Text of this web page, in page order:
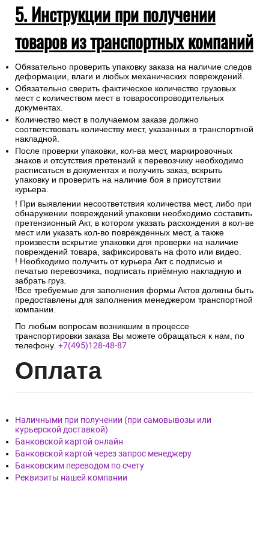
Бланк заказа Вы получите на указанную электронную почту
после оформления покупки.
Адрес магазина: Московская область, г. Балашиха, мкр.
Саввино, ул. Пригородная, д. 92А ТЦ "Стройпарк" павильон
4 линия В.
5. Инструкции при получении
товаров из транспортных компаний
Обязательно проверить упаковку заказа на наличие следов
деформации, влаги и любых механических повреждений.
Обязательно сверить фактическое количество грузовых
мест с количеством мест в товаросопроводительных
документах.
Количество мест в получаемом заказе должно
соответствовать количеству мест, указанных в транспортной
накладной.
После проверки упаковки, кол-ва мест, маркировочных
знаков и отсутствия претензий к перевозчику необходимо
расписаться в документах и получить заказ, вскрыть
упаковку и проверить на наличие боя в присутствии
курьера.
! При выявлении несоответствия количества мест, либо при
обнаружении повреждений упаковки необходимо составить
мест или указать кол-во поврежденных мест, а также
произвести вскрытие упаковки для проверки на наличие
повреждений товара, зафиксировать на фото или видео.
печатью перевозчика, подписать приёмную накладную и
забрать груз.
По любым вопросам возникшим в процессе
транспортировки заказа Вы можете обращаться к нам, по
телефону.+7(495)128-48-87
Оплата